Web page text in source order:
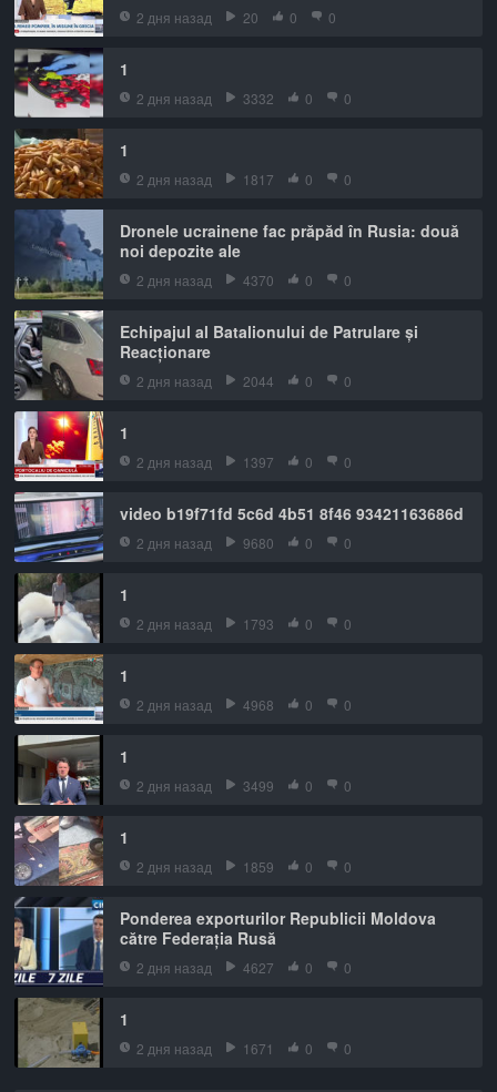
2 дня назад 20 0 0
1
2 дня назад 3332 0 0
1
2 дня назад 1817 0 0
Dronele ucrainene fac prăpăd în Rusia: două
noi depozite ale
2 дня назад 4370 0 0
Echipajul al Batalionului de Patrulare și
Reacționare
2 дня назад 2044 0 0
1
2 дня назад 1397 0 0
video b19f71fd 5c6d 4b51 8f46 93421163686d
2 дня назад 9680 0 0
1
2 дня назад 1793 0 0
1
2 дня назад 4968 0 0
1
2 дня назад 3499 0 0
1
2 дня назад 1859 0 0
Ponderea exporturilor Republicii Moldova
către Federația Rusă
2 дня назад 4627 0 0
1
2 дня назад 1671 0 0